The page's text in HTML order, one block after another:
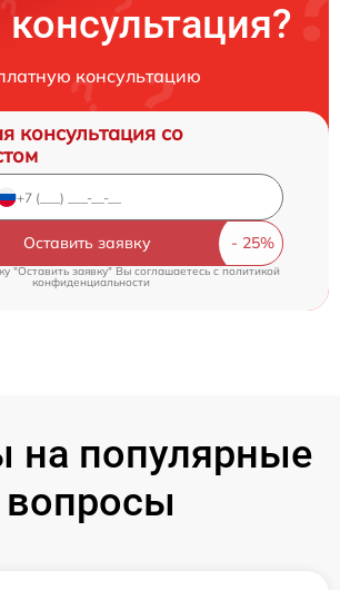
консультацию
консультация со
Оставить заявку
"Оставить заявку" Вы соглашаетесь cполитикой
конфиденциальности
на популярные
вопросы